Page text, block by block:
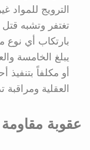
الترويج
تغتفر وتشبه
بارتكاب أي نوع
يبلغ الخامسة
أو مكلفاً
العقلية
عقوبة